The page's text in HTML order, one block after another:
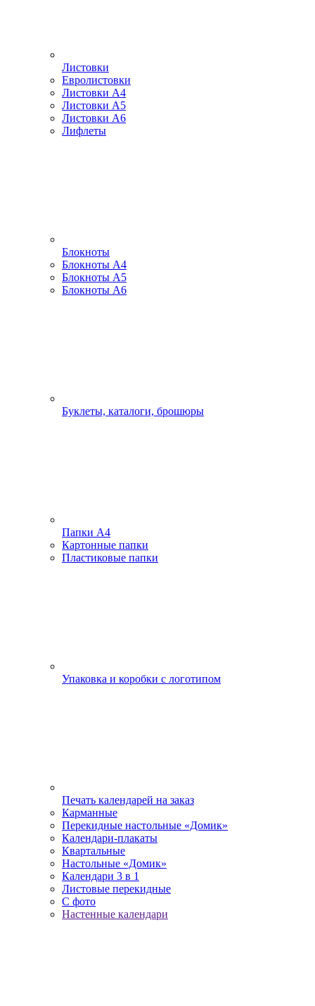
Листовки
Евролистовки
Листовки А4
Листовки А5
Листовки А6
Лифлеты
Блокноты
Блокноты А4
Блокноты А5
Блокноты А6
Буклеты, каталоги, брошюры
Папки А4
Картонные папки
Пластиковые папки
Упаковка и коробки с логотипом
Печать календарей на заказ
Карманные
Перекидные настольные «Домик»
Календари-плакаты
Квартальные
Настольные «Домик»
Календари 3 в 1
Листовые перекидные
С фото
Настенные календари